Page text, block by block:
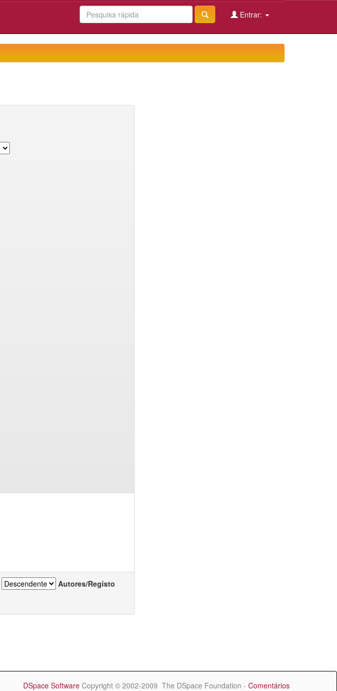
Entrar:
Autores/Registo
DSpace Software Copyright © 2002-2009 The DSpace Foundation - Comentários